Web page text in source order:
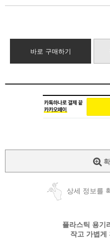
바로 구매하기
상세 정보를
플라스틱 용기
작고 가볍게